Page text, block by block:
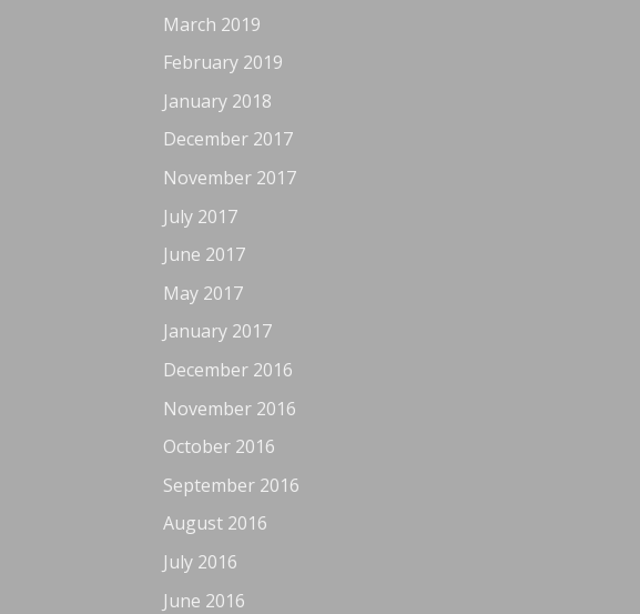
March 2019
February 2019
January 2018
December 2017
November 2017
July 2017
June 2017
May 2017
January 2017
December 2016
November 2016
October 2016
September 2016
August 2016
July 2016
June 2016